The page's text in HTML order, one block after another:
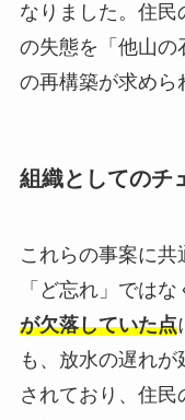
なりました。住
の失態を「他山の
の再構築が求めら
組織としてのチ
これらの事案に
「ど忘れ」ではな
が欠落していた点
も、放水の遅れ
されており、住